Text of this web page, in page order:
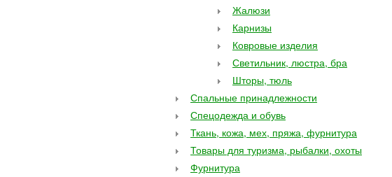
Жалюзи
Карнизы
Ковровые изделия
Светильник, люстра, бра
Шторы, тюль
Спальные принадлежности
Спецодежда и обувь
Ткань, кожа, мех, пряжа, фурнитура
Товары для туризма, рыбалки, охоты
Фурнитура